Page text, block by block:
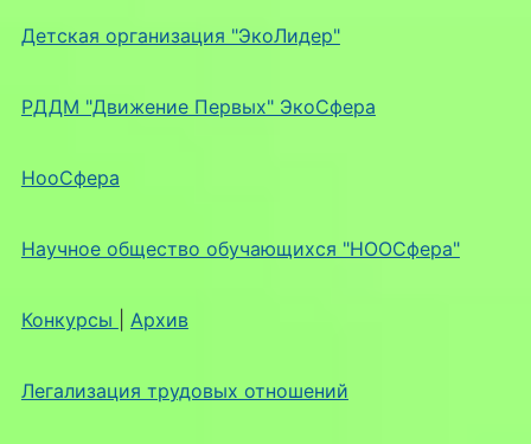
Детская организация "ЭкоЛидер"
РДДМ "Движение Первых" ЭкоСфера
НооСфера
Научное общество обучающихся "НООСфера"
Конкурсы Архив
Легализация трудовых отношений